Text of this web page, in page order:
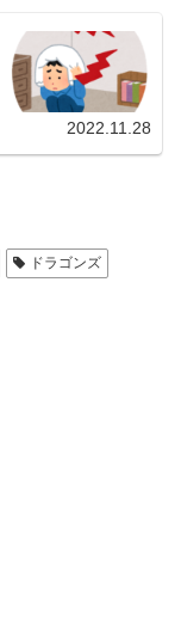
2022.11.28
ドラゴンズ